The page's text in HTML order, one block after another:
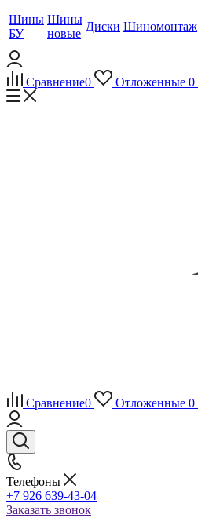
Шины
БУ
Шины
новые
Диски Шиномонтаж
Сравнение0 Отложенные 0
Сравнение0 Отложенные 0
Телефоны
+7 926 639-43-04
Заказать звонок